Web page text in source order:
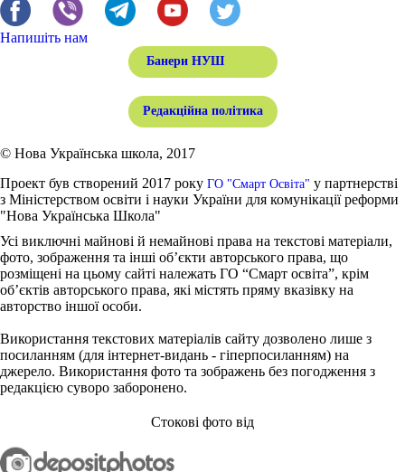
Напишіть нам
Банери НУШ
Редакційна політика
© Нова Українська школа, 2017
Проект був створений 2017 року ГО "Смарт Освіта" у партнерстві
з Міністерством освіти і науки України для комунікації реформи
"Нова Українська Школа"
Усі виключні майнові й немайнові права на текстові матеріали,
фото, зображення та інші об’єкти авторського права, що
розміщені на цьому сайті належать ГО “Смарт освіта”, крім
об’єктів авторського права, які містять пряму вказівку на
авторство іншої особи.
Використання текстових матеріалів сайту дозволено лише з
посиланням (для інтернет-видань - гіперпосиланням) на
джерело. Використання фото та зображень без погодження з
редакцією суворо заборонено.
Стокові фото від